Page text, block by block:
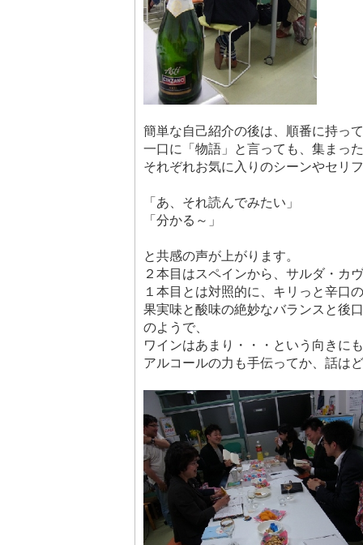
簡単な自己紹介の後は、順番に持っ
一口に「物語」と言っても、集まっ
それぞれお気に入りのシーンやセリ
「あ、それ読んでみたい」
「分かる～」
と共感の声が上がります。
２本目はスペインから、サルダ・カ
１本目とは対照的に、キリっと辛口
果実味と酸味の絶妙なバランスと後
のようで、
ワインはあまり・・・という向きに
アルコールの力も手伝ってか、話は